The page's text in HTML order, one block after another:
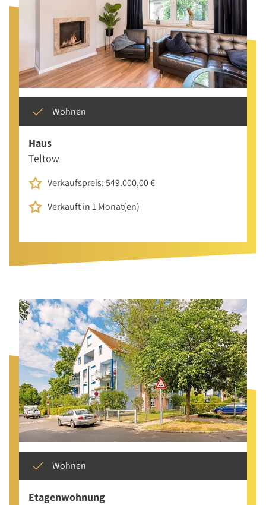
Wohnen
Haus
Teltow
Verkaufspreis: 549.000,00 €
Verkauft in 1 Monat(en)
Wohnen
Etagenwohnung